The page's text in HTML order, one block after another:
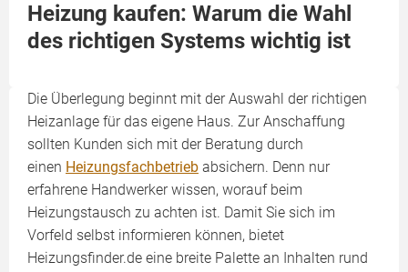
Heizung kaufen: Warum die Wahl
des richtigen Systems wichtig ist
Die Überlegung beginnt mit der Auswahl der richtigen
Heizanlage für das eigene Haus. Zur Anschaffung
sollten Kunden sich mit der Beratung durch
einen Heizungsfachbetrieb absichern. Denn nur
erfahrene Handwerker wissen, worauf beim
Heizungstausch zu achten ist. Damit Sie sich im
Vorfeld selbst informieren können, bietet
Heizungsfinder.de eine breite Palette an Inhalten rund